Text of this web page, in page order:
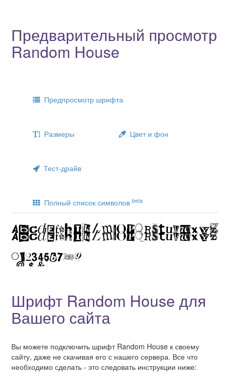
Предварительный просмотр
Random House
Предпросмотр шрифта
Размеры Цвет и фон
Тест-драйв
Полный список символов beta
Шрифт Random House для
Вашего сайта
Вы можете подключить шрифт Random House к своему
сайту, даже не скачивая его с нашего сервера. Все что
необходимо сделать - это следовать инструкции ниже: